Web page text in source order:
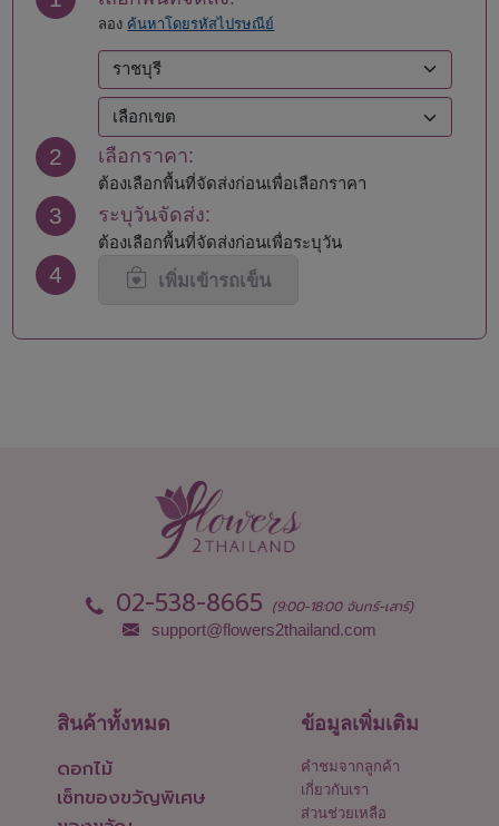
ลอง ค้นหาโดยรหัสไปรษณีย์
2 เลือกราคา:
ต้องเลือกพื้นที่จัดส่งก่อนเพื่อเลือกราคา
3 ระบุวันจัดส่ง:
ต้องเลือกพื้นที่จัดส่งก่อนเพื่อระบุวัน
4 เพิ่มเข้ารถเข็น
02-538-8665 (9:00-18:00 จันทร์-เสาร์)
support@flowers2thailand.com
สินค้าทั้งหมด
ดอกไม้
เซ็ทของขวัญพิเศษ
ข้อมูลเพิ่มเติม
คำชมจากลูกค้า
เกี่ยวกับเรา
ส่วนช่วยเหลือ